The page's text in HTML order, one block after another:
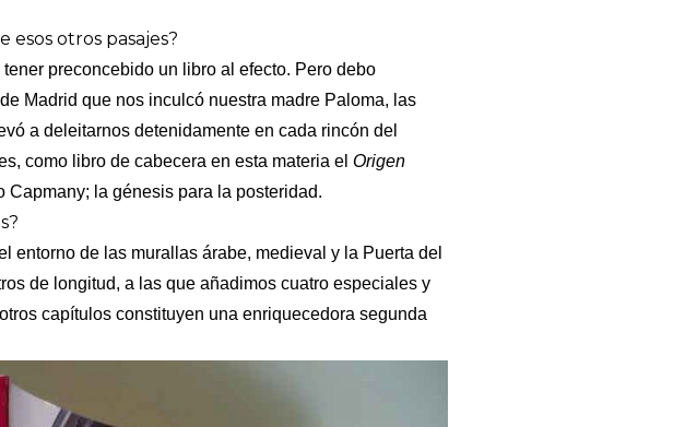
esos otros pasajes?
preconcebido un libro al efecto. Pero debo
Madrid que nos inculcó nuestra madre Paloma, las
a deleitarnos detenidamente en cada rincón del
como libro de cabecera en esta materia elOrigen
Capmany; la génesis para la posteridad.
entorno de las murallas árabe, medieval y la Puerta del
de longitud, a las que añadimos cuatro especiales y
capítulos constituyen una enriquecedora segunda